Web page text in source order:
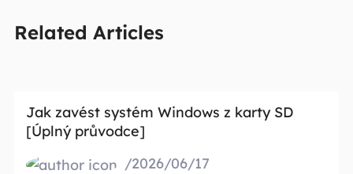
Related Articles
Jak zavést systém Windows z karty SD
[Úplný průvodce]
/2026/06/17